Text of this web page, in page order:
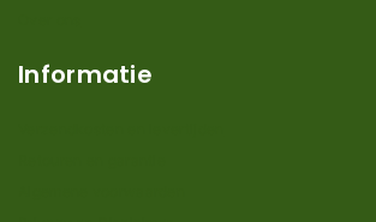
Informatie